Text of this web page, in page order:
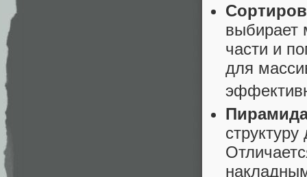
выбирает
части и
для